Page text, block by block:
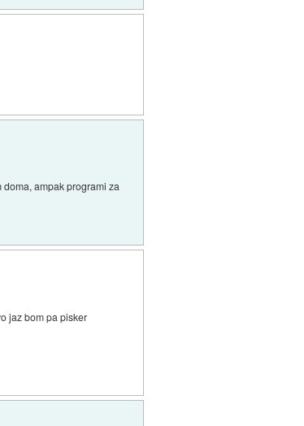
ampak programi za
jaz bom pa pisker